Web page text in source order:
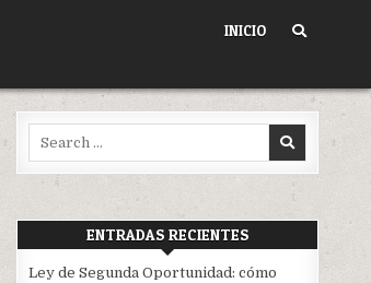
INICIO
ENTRADAS RECIENTES
Ley de Segunda Oportunidad: cómo